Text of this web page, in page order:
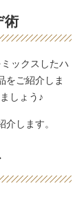
術
ックスしたハ
をご紹介しま
しょう♪
します。